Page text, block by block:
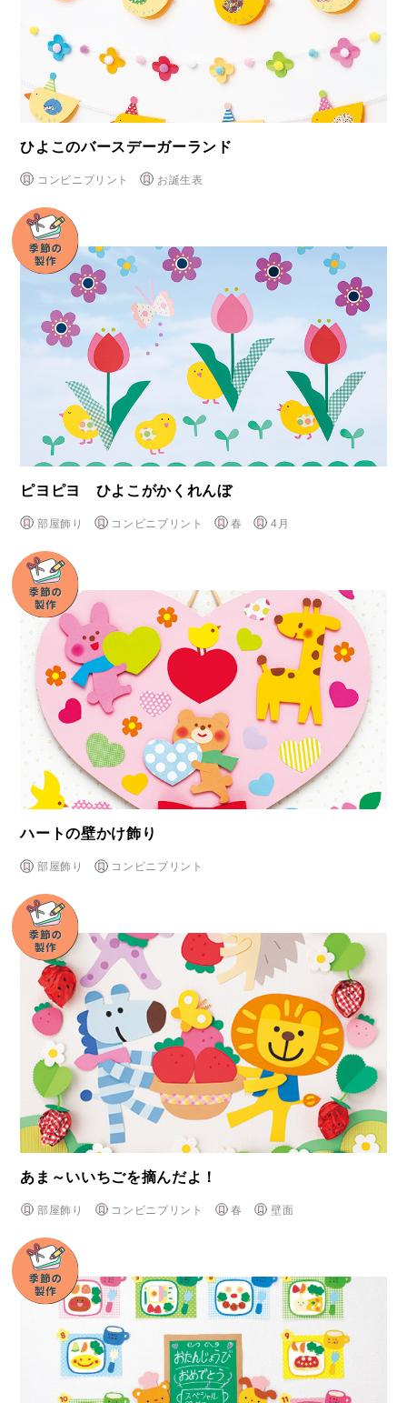
ひよこのバースデーガーランド
コンビニプリント お誕生表
ピヨピヨ ひよこがかくれんぼ
部屋飾り コンビニプリント 春 4月
ハートの壁かけ飾り
部屋飾り コンビニプリント
あま～いいちごを摘んだよ！
部屋飾り コンビニプリント 春 壁面